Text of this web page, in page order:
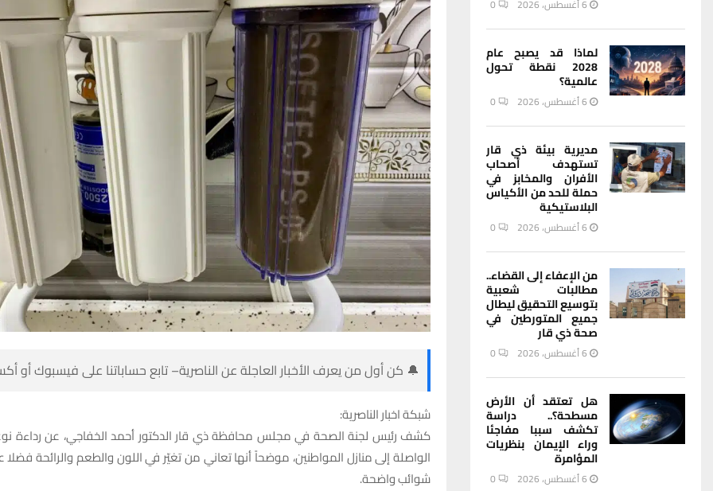
🔔 كن أول من يعرف الأخبار العاجلة عن الناصرية– تابع حساباتنا على فيسبوك أو
شبكة اخبار الناصرية:
كشف رئيس لجنة الصحة في مجلس محافظة ذي قار الدكتور أحمد الخفاجي، عن رداءة
الواصلة إلى منازل المواطنين، موضحاً أنها تعاني من تغيّر في اللون والطعم والرائحة فضلا
شوائب واضحة.
6 أغسطس، 2026 0
لماذا قد يصبح عام
2028 نقطة تحول
عالمية؟
6 أغسطس، 2026 0
مديرية بيئة ذي قار
تستهدف أصحاب
الأفران والمخابز في
حملة للحد من الأكياس
البلاستيكية
6 أغسطس، 2026 0
من الإعفاء إلى القضاء..
مطالبات شعبية
بتوسيع التحقيق ليطال
جميع المتورطين في
صحة ذي قار
6 أغسطس، 2026 0
هل تعتقد أن الأرض
مسطحة؟.. دراسة
تكشف سببا مفاجئا
وراء الإيمان بنظريات
المؤامرة
6 أغسطس، 2026 0